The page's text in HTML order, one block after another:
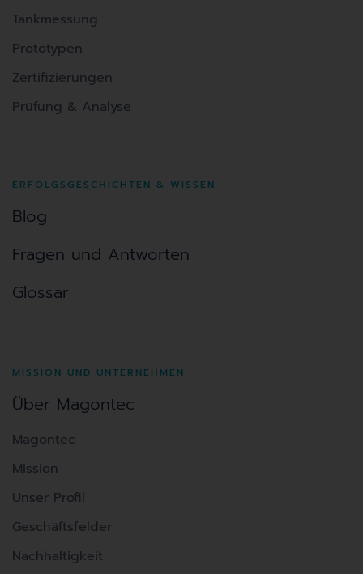
Tankmessung
Prototypen
Zertifizierungen
Prüfung & Analyse
ERFOLGSGESCHICHTEN & WISSEN
Blog
Fragen und Antworten
Glossar
MISSION UND UNTERNEHMEN
Über Magontec
Magontec
Mission
Unser Profil
Geschäftsfelder
Nachhaltigkeit